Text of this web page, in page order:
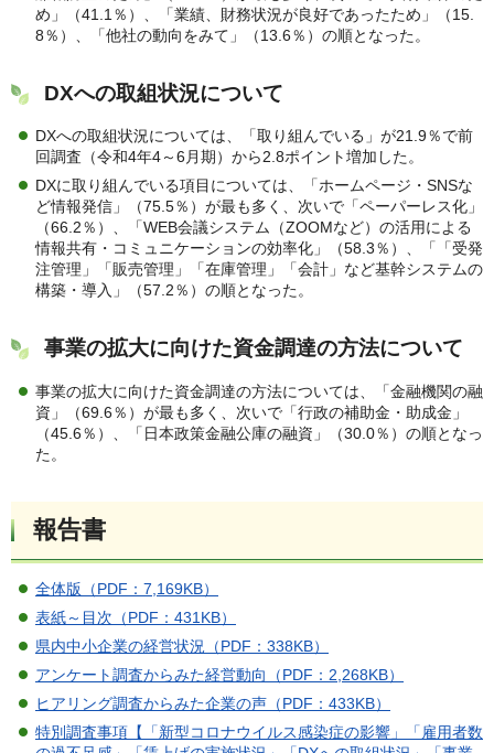
め」（41.1％）、「業績、財務状況が良好であったため」（15.
8％）、「他社の動向をみて」（13.6％）の順となった。
DXへの取組状況について
DXへの取組状況については、「取り組んでいる」が21.9％で前
回調査（令和4年4～6月期）から2.8ポイント増加した。
DXに取り組んでいる項目については、「ホームページ・SNSな
ど情報発信」（75.5％）が最も多く、次いで「ペーパーレス化」
（66.2％）、「WEB会議システム（ZOOMなど）の活用による
情報共有・コミュニケーションの効率化」（58.3％）、「「受発
注管理」「販売管理」「在庫管理」「会計」など基幹システムの
構築・導入」（57.2％）の順となった。
事業の拡大に向けた資金調達の方法について
事業の拡大に向けた資金調達の方法については、「金融機関の融
資」（69.6％）が最も多く、次いで「行政の補助金・助成金」
（45.6％）、「日本政策金融公庫の融資」（30.0％）の順となっ
た。
報告書
全体版（PDF：7,169KB）
表紙～目次（PDF：431KB）
県内中小企業の経営状況（PDF：338KB）
アンケート調査からみた経営動向（PDF：2,268KB）
ヒアリング調査からみた企業の声（PDF：433KB）
特別調査事項【「新型コロナウイルス感染症の影響」「雇用者数